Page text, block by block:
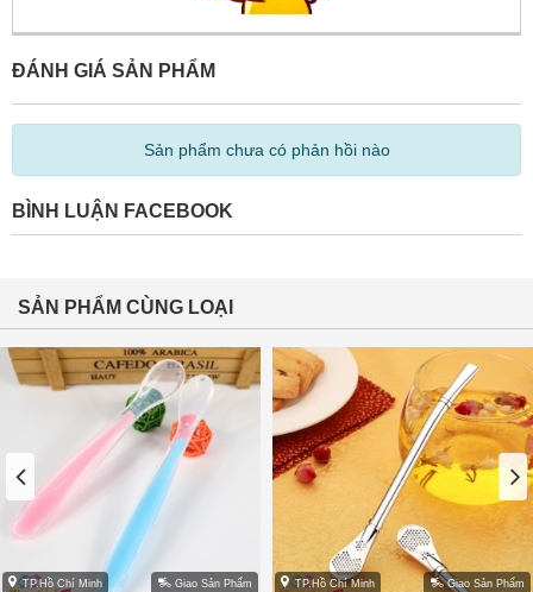
ĐÁNH GIÁ SẢN PHẨM
Sản phẩm chưa có phản hồi nào
BÌNH LUẬN FACEBOOK
SẢN PHẨM CÙNG LOẠI
TP.Hồ Chí Minh Giao Sản Phẩm TP.Hồ Chí Minh Giao Sản Phẩm